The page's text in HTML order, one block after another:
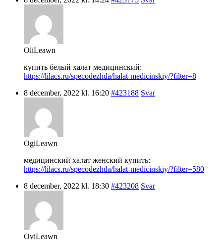
OliLeawn
купить белый халат медицинский:
https://lilacs.ru/specodezhda/halat-medicinskiy/?filter=8
8 december, 2022 kl. 16:20 #423188 Svar
OgiLeawn
медицинский халат женский купить:
https://lilacs.ru/specodezhda/halat-medicinskiy/?filter=580
8 december, 2022 kl. 18:30 #423208 Svar
OviLeawn